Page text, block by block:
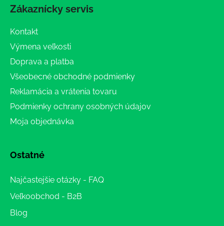
Zákaznícky servis
Kontakt
Výmena veľkosti
Doprava a platba
Všeobecné obchodné podmienky
Reklamácia a vrátenia tovaru
Podmienky ochrany osobných údajov
Moja objednávka
Ostatné
Najčastejšie otázky - FAQ
Veľkoobchod - B2B
Blog